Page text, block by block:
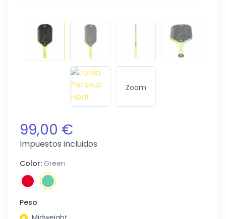
Zoom
99,00 €
Impuestos incluidos
Color: Green
Peso